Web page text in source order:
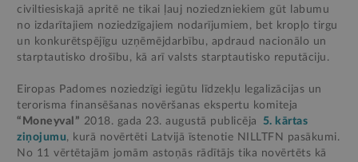
civiltiesiskajā apritē ne tikai ļauj noziedzniekiem gūt labumu
no izdarītajiem noziedzīgajiem nodarījumiem, bet kropļo tirgu
un konkurētspējīgu uzņēmējdarbību, apdraud nacionālo un
starptautisko drošību, kā arī valsts starptautisko reputāciju.
Eiropas Padomes noziedzīgi iegūtu līdzekļu legalizācijas un
terorisma finansēšanas novēršanas ekspertu komiteja
“Moneyval” 2018. gada 23. augustā publicēja
5. kārtas
ziņojumu, kurā novērtēti Latvijā īstenotie NILLTFN pasākumi.
No 11 vērtētajām jomām astoņās rādītājs tika novērtēts kā